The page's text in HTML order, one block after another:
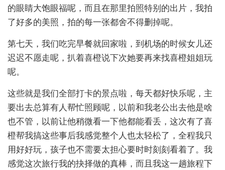
的眼睛大饱眼福呢，而且在那里拍照特别的出片，我拍
了好多的美照，拍的每一张都舍不得删掉呢。
第七天，我们吃完早餐就回家啦，到机场的时候女儿还
迟迟不愿走呢，扒着喜橙说下次她要再来找喜橙姐姐玩
呢。
这些就是我们全部打卡的景点啦，每天都好快乐呢，主
要出去总算有人帮忙照顾呢，以前和我老公出去他是啥
也不管，以前让他稍微看一下他都能看丢，这次有了喜
橙帮我搞这些事后我感觉整个人也太轻松了，全程我只
用好好玩，孩子也不需要太担心要时时刻刻看着了。我
感觉这次旅行我的抉择做的真棒，而且我这一趟旅程下